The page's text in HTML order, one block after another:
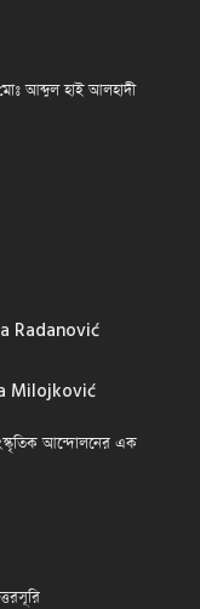
মোঃ আব্দুল হাই আলহাদী
Radanović
Milojković
আন্দোলনের এক